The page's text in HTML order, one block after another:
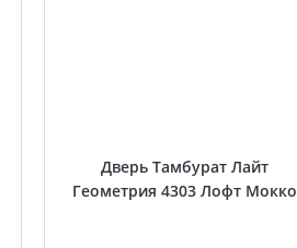
Дверь Тамбурат Лайт
Геометрия 4303 Лофт Мокко